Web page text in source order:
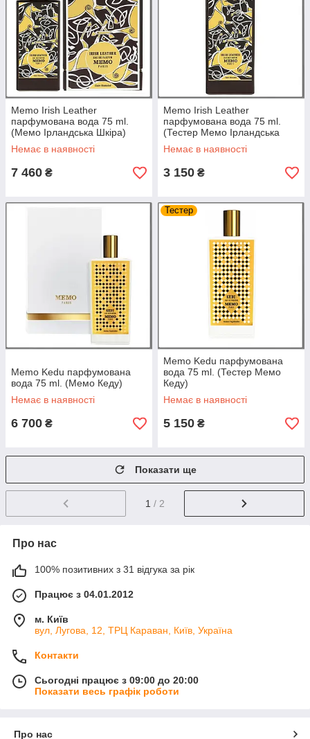
Memo Irish Leather
парфумована вода 75 ml.
(Мемо Ірландська Шкіра)
Немає в наявності
7 460 ₴
Memo Irish Leather
парфумована вода 75 ml.
(Тестер Мемо Ірландська
Кожа)
Немає в наявності
3 150 ₴
Memo Kedu парфумована
вода 75 ml. (Мемо Кеду)
Немає в наявності
6 700 ₴
Тестер
Memo Kedu парфумована
вода 75 ml. (Тестер Мемо
Кеду)
Немає в наявності
5 150 ₴
Показати ще
1 / 2
Про нас
100% позитивних з 31 відгука за рік
Працює з 04.01.2012
м. Київ
вул, Лугова, 12, ТРЦ Караван, Київ, Україна
Контакти
Сьогодні працює з 09:00 до 20:00
Показати весь графік роботи
Про нас